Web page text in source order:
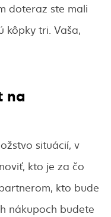
doteraz ste mali
kôpky tri. Vaša,
na
situácií, v
kto je za čo
kto bude
nákupoch budete